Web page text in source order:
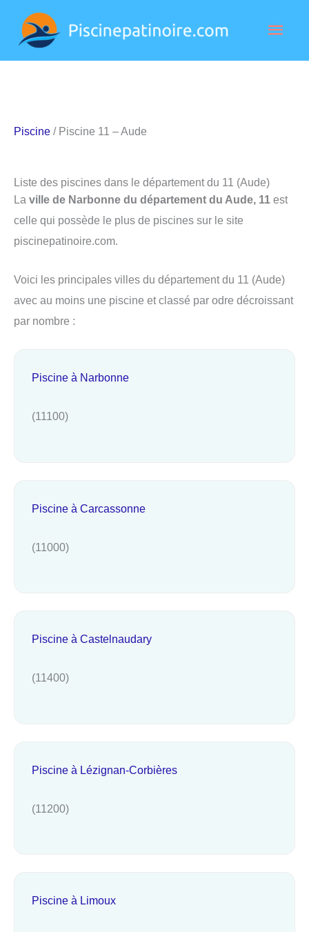
contenu
Piscine / Piscine 11 – Aude
Liste des piscines dans le département du 11 (Aude)
La ville de Narbonne du département du Aude, 11 est
celle qui possède le plus de piscines sur le site
piscinepatinoire.com.
Voici les principales villes du département du 11 (Aude)
avec au moins une piscine et classé par odre décroissant
par nombre :
Piscine à Narbonne
(11100)
Piscine à Carcassonne
(11000)
Piscine à Castelnaudary
(11400)
Piscine à Lézignan-Corbières
(11200)
Piscine à Limoux